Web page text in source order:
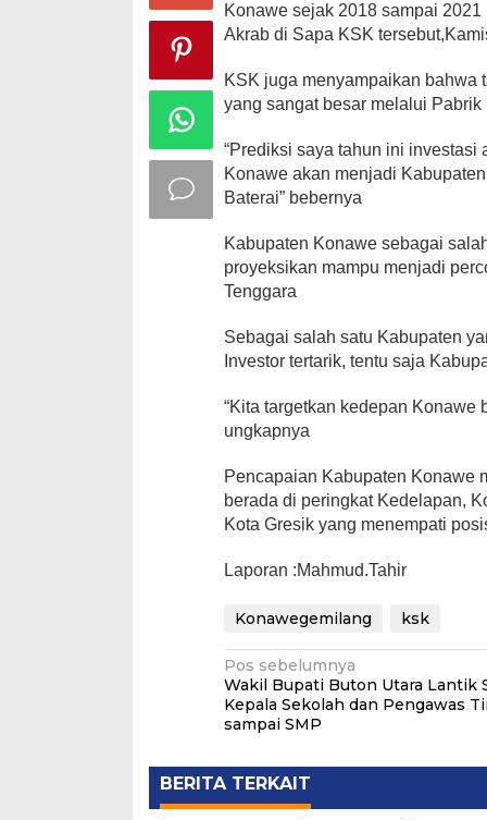
Konawe sejak 2018 sampai
Akrab di Sapa KSK
KSK juga menyampaikan bahwa
yang sangat besar melalui
“Prediksi saya tahun ini
Konawe akan menjadi
Baterai” bebernya
Kabupaten Konawe sebagai
proyeksikan mampu menjadi
Tenggara
Sebagai salah satu Kabupaten
Investor tertarik, tentu saja
“Kita targetkan kedepan Konawe
ungkapnya
Pencapaian Kabupaten Konawe
berada di peringkat Kedelapan,
Kota Gresik yang menempati
Laporan :Mahmud.Tahir
Konawegemilang ksk
Navigasi
pos
Pos sebelumnya
Wakil Bupati Buton Utara Lantik
Kepala Sekolah dan Pengawas
sampai SMP
BERITA TERKAIT